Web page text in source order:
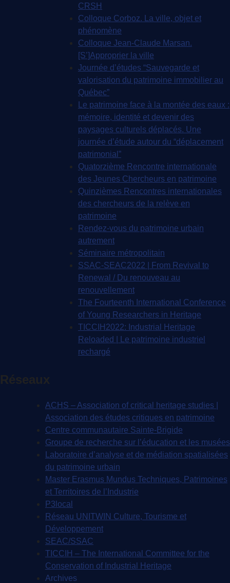
CRSH
Colloque Corboz. La ville, objet et
phénomène
Colloque Jean-Claude Marsan.
[S’]Approprier la ville
Journée d’études “Sauvegarde et
valorisation du patrimoine immobilier au
Québec”
Le patrimoine face à la montée des eaux :
mémoire, identité et devenir des
paysages culturels déplacés. Une
journée d’étude autour du “déplacement
patrimonial”
Quatorzième Rencontre internationale
des Jeunes Chercheurs en patrimoine
Quinzièmes Rencontres internationales
des chercheurs de la relève en
patrimoine
Rendez-vous du patrimoine urbain
autrement
Séminaire métropolitain
SSAC-SEAC2022 | From Revival to
Renewal / Du renouveau au
renouvellement
The Fourteenth International Conference
of Young Researchers in Heritage
TICCIH2022: Industrial Heritage
Reloaded | Le patrimoine industriel
rechargé
Réseaux
ACHS – Association of critical heritage studies |
Association des études critiques en patrimoine
Centre communautaire Sainte-Brigide
Groupe de recherche sur l’éducation et les musées
Laboratoire d’analyse et de médiation spatialisées
du patrimoine urbain
Master Erasmus Mundus Techniques, Patrimoines
et Territoires de l’Industrie
P3local
Réseau UNITWIN Culture, Tourisme et
Développement
SEAC/SSAC
TICCIH – The International Committee for the
Conservation of Industrial Heritage
Archives